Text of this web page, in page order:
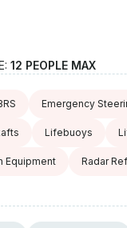
12 PEOPLE MAX
Emergency
Lifebuoys
Equipment Radar